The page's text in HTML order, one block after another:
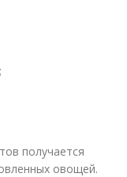
получается
овощей.